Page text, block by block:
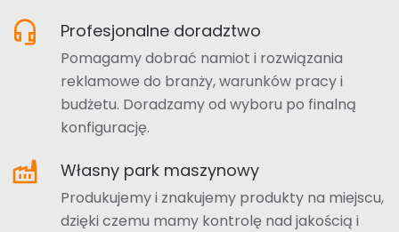
headset_mic Profesjonalne doradztwo
Pomagamy dobrać namiot i rozwiązania
reklamowe do branży, warunków pracy i
budżetu. Doradzamy od wyboru po finalną
konfigurację.
factory Własny park maszynowy
Produkujemy i znakujemy produkty na miejscu,
dzięki czemu mamy kontrolę nad jakością i